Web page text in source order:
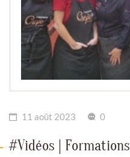
11 août 2023 0
#Vidéos | Formations